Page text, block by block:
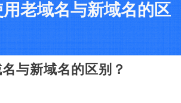
老域名与新域名的区
与新域名的区别？